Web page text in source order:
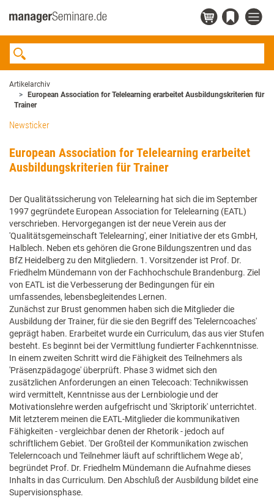
Artikelarchiv
European Association for Telelearning erarbeitet Ausbildungskriterien für
Trainer
Newsticker
European Association for Telelearning erarbeitet
Ausbildungskriterien für Trainer
Der Qualitätssicherung von Telelearning hat sich die im September
1997 gegründete European Association for Telelearning (EATL)
verschrieben. Hervorgegangen ist der neue Verein aus der
'Qualitätsgemeinschaft Telelearning', einer Initiative der ets GmbH,
Halblech. Neben ets gehören die Grone Bildungszentren und das
BfZ Heidelberg zu den Mitgliedern. 1. Vorsitzender ist Prof. Dr.
Friedhelm Mündemann von der Fachhochschule Brandenburg. Ziel
von EATL ist die Verbesserung der Bedingungen für ein
umfassendes, lebensbegleitendes Lernen.
Zunächst zur Brust genommen haben sich die Mitglieder die
Ausbildung der Trainer, für die sie den Begriff des 'Telelerncoaches'
geprägt haben. Erarbeitet wurde ein Curriculum, das aus vier Stufen
besteht. Es beginnt bei der Vermittlung fundierter Fachkenntnisse.
In einem zweiten Schritt wird die Fähigkeit des Teilnehmers als
'Präsenzpädagoge' überprüft. Phase 3 widmet sich den
zusätzlichen Anforderungen an einen Telecoach: Technikwissen
wird vermittelt, Kenntnisse aus der Lernbiologie und der
Motivationslehre werden aufgefrischt und 'Skriptorik' unterrichtet.
Mit letzterem meinen die EATL-Mitglieder die kommunikativen
Fähigkeiten - vergleichbar denen der Rhetorik - jedoch auf
schriftlichem Gebiet. 'Der Großteil der Kommunikation zwischen
Telelerncoach und Teilnehmer läuft auf schriftlichem Wege ab',
begründet Prof. Dr. Friedhelm Mündemann die Aufnahme dieses
Inhalts in das Curriculum. Den Abschluß der Ausbildung bildet eine
Supervisionsphase.